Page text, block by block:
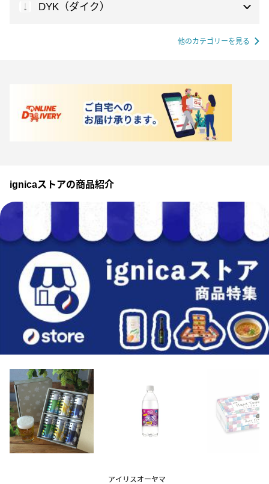
DYK（ダイク）
他のカテゴリーを見る
ignicaストアの商品紹介
アイリスオーヤマ